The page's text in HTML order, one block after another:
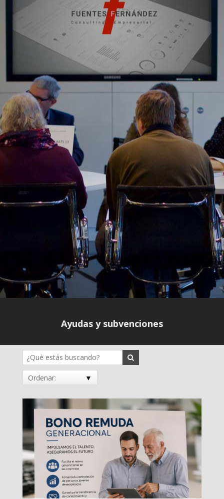
Ayudas y subvenciones
Ordenar: